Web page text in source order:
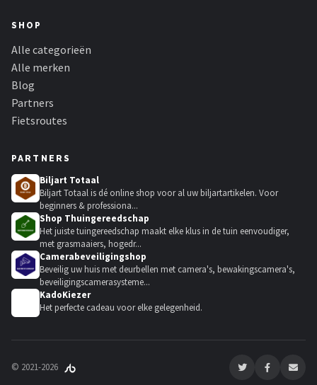
SHOP
Alle categorieën
Alle merken
Blog
Partners
Fietsroutes
PARTNERS
Biljart Totaal
Biljart Totaal is dé online shop voor al uw biljartartikelen. Voor
beginners & professiona...
Shop Thuingereedschap
Het juiste tuingereedschap maakt elke klus in de tuin eenvoudiger,
met grasmaaiers, hogedr...
Camerabeveiligingshop
Beveilig uw huis met deurbellen met camera's, bewakingscamera's,
beveiligingscamerasysteme...
KadoKiezer
Het perfecte cadeau voor elke gelegenheid.
© 2021-2026